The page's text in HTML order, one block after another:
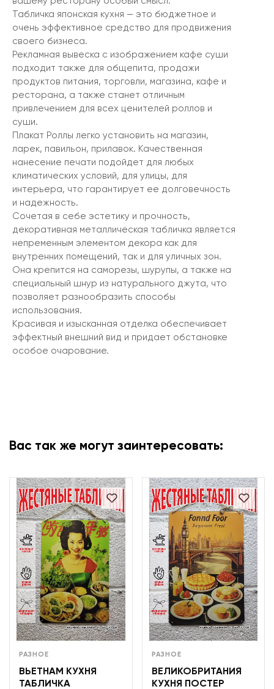
Табличка японская кухня — это бюджетное и
очень эффективное средство для продвижения
своего бизнеса.
Рекламная вывеска с изображением кафе суши
подходит также для общепита, продажи
продуктов питания, торговли, магазина, кафе и
ресторана, а также станет отличным
привлечением для всех ценителей роллов и
суши.
Плакат Роллы легко установить на магазин,
ларек, павильон, прилавок. Качественная
нанесение печати подойдет для любых
климатических условий, для улицы, для
интерьера, что гарантирует ее долговечность
и надежность.
Сочетая в себе эстетику и прочность,
декоративная металлическая табличка является
непременным элементом декора как для
внутренних помещений, так и для уличных зон.
Она крепится на саморезы, шурупы, а также на
специальный шнур из натурального джута, что
позволяет разнообразить способы
использования.
Красивая и изысканная отделка обеспечивает
эффектный внешний вид и придает обстановке
особое очарование.
Вас так же могут заинтересовать:
РАЗНОЕ
ВЬЕТНАМ КУХНЯ
ТАБЛИЧКА
РАЗНОЕ
ВЕЛИКОБРИТАНИЯ
КУХНЯ ПОСТЕР